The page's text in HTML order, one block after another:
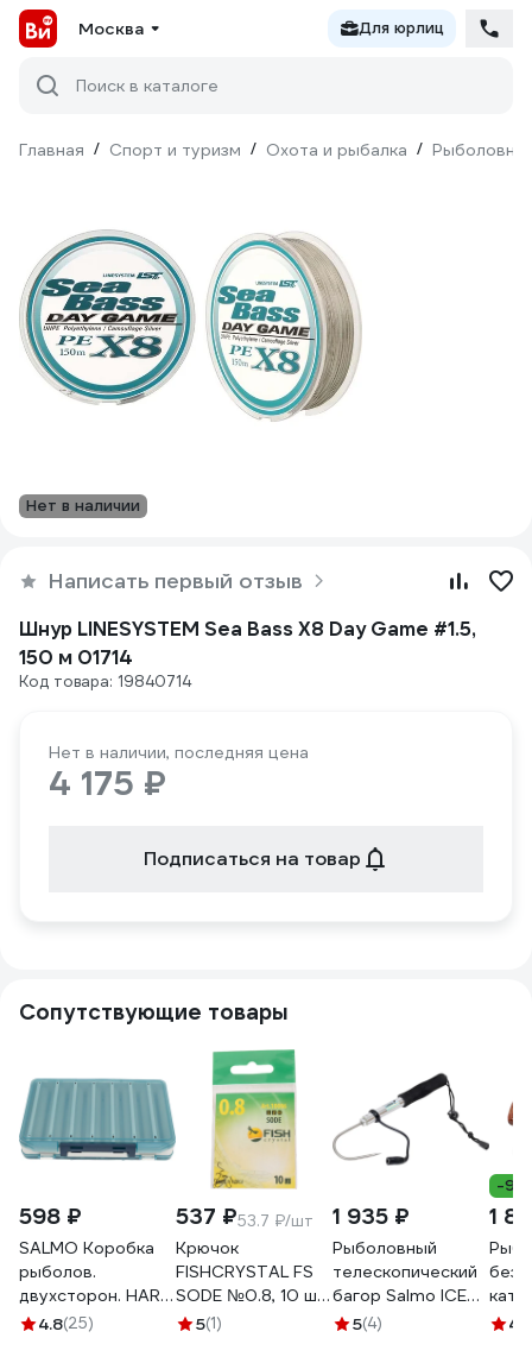
Москва Для юрлиц
Поиск в каталоге
Главная / Спорт и туризм / Охота и рыбалка /
Нет в наличии
Написать первый отзыв
Шнур LINESYSTEM Sea Bass X8 Day Game #1.5,
150 м 01714
Код товара: 19840714
Нет в наличии, последняя цена
4 175 ₽
Подписаться на товар
Сопутствующие товары
598 ₽
SALMO Коробка
рыболов.
двухсторон. HARD
LURES SPECIAL
4.8(25)
537 ₽53.7 ₽/шт
Крючок
FISHCRYSTAL FS
SODE №0.8, 10 шт
10006-008F
5(1)
1 935 ₽
Рыболовный
телескопический
багор Salmo ICE
GAFF 62 ZG-62
5(4)
-9%
1
4.6